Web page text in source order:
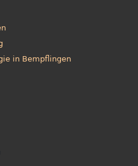
in Bempflingen